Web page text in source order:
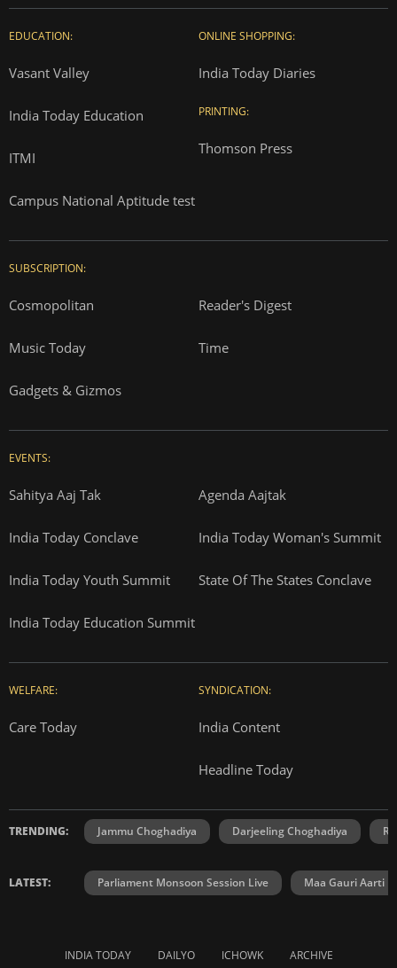
EDUCATION:
Vasant Valley
India Today Education
ITMI
Campus National Aptitude test
ONLINE SHOPPING:
India Today Diaries
PRINTING:
Thomson Press
SUBSCRIPTION:
Cosmopolitan Reader's Digest
Music Today Time
Gadgets & Gizmos
EVENTS:
Sahitya Aaj Tak Agenda Aajtak
India Today Conclave India Today Woman's Summit
India Today Youth Summit State Of The States Conclave
India Today Education Summit
WELFARE:
Care Today
SYNDICATION:
India Content
Headline Today
TRENDING: Jammu Choghadiya Darjeeling Choghadiya
LATEST: Parliament Monsoon Session Live Maa Gauri Aarti
INDIA TODAY DAILYO ICHOWK ARCHIVE